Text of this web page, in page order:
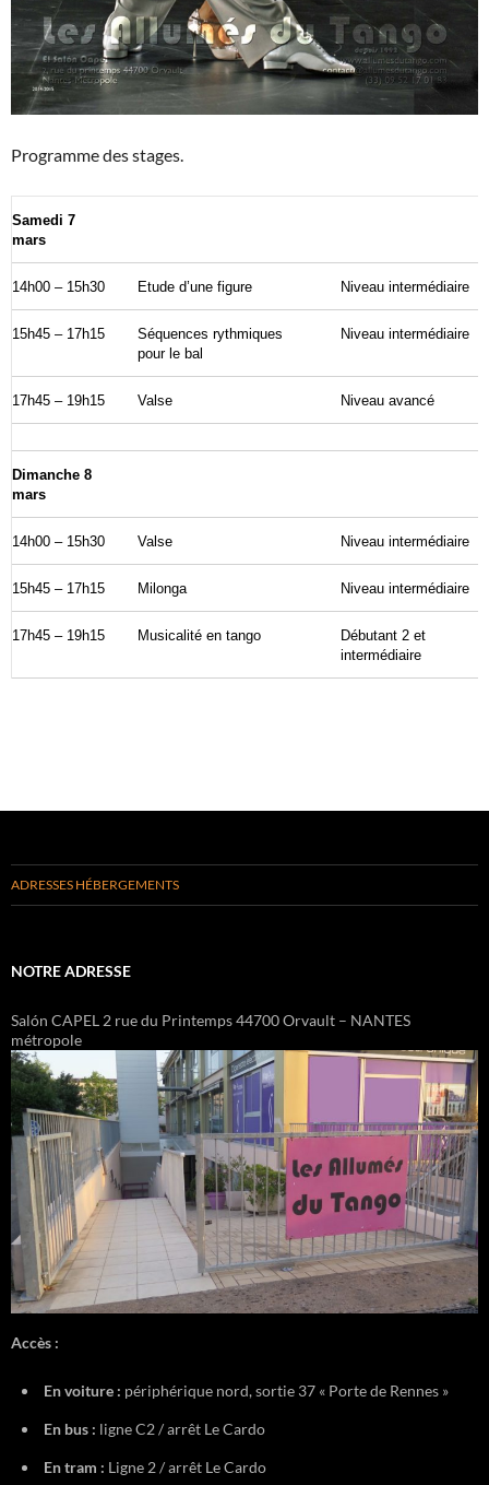
Programme des stages.
Samedi 7
mars
14h00 – 15h30 Etude d’une figure Niveau intermédiaire
15h45 – 17h15
Séquences rythmiques
pour le bal
Niveau intermédiaire
17h45 – 19h15 Valse Niveau avancé
Dimanche 8
mars
14h00 – 15h30 Valse Niveau intermédiaire
15h45 – 17h15 Milonga Niveau intermédiaire
17h45 – 19h15 Musicalité en tango
Débutant 2 et
intermédiaire
ADRESSES HÉBERGEMENTS
NOTRE ADRESSE
Salón CAPEL 2 rue du Printemps 44700 Orvault – NANTES
métropole
Accès :
En voiture : périphérique nord, sortie 37 « Porte de Rennes »
En bus : ligne C2 / arrêt Le Cardo
En tram : Ligne 2 / arrêt Le Cardo